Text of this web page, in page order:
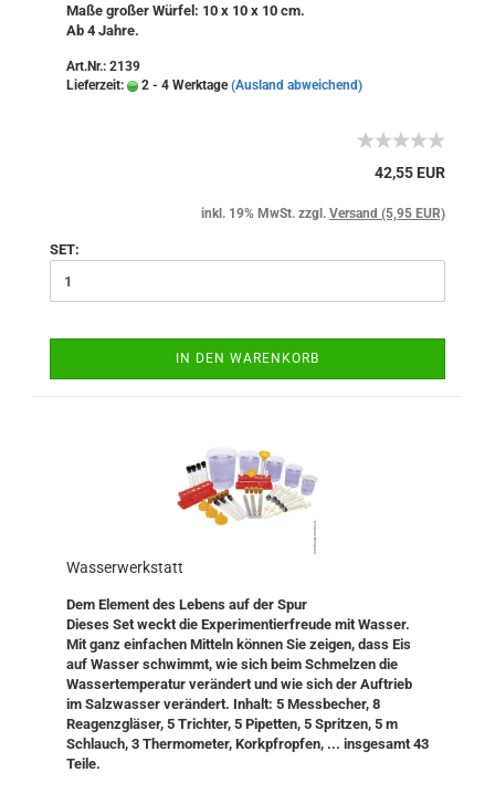
Maße großer Würfel: 10 x 10 x 10 cm.
Ab 4 Jahre.
Art.Nr.: 2139
Lieferzeit:
2 - 4 Werktage (Ausland abweichend)
42,55 EUR
inkl. 19% MwSt. zzgl. Versand (5,95 EUR)
SET:
IN DEN WARENKORB
Wasserwerkstatt
Dem Element des Lebens auf der Spur
Dieses Set weckt die Experimentierfreude mit Wasser.
Mit ganz einfachen Mitteln können Sie zeigen, dass Eis
auf Wasser schwimmt, wie sich beim Schmelzen die
Wassertemperatur verändert und wie sich der Auftrieb
im Salzwasser verändert. Inhalt: 5 Messbecher, 8
Reagenzgläser, 5 Trichter, 5 Pipetten, 5 Spritzen, 5 m
Schlauch, 3 Thermometer, Korkpfropfen, ... insgesamt 43
Teile.